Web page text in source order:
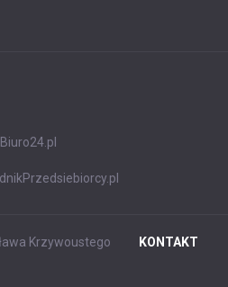
Krzywoustego
KONTAKT